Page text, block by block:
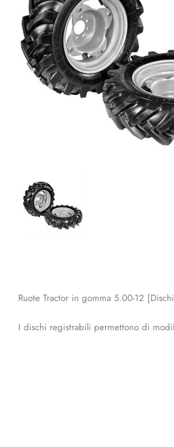
Ruote Tractor in gomma 5.00-12
I dischi registrabili permettono di